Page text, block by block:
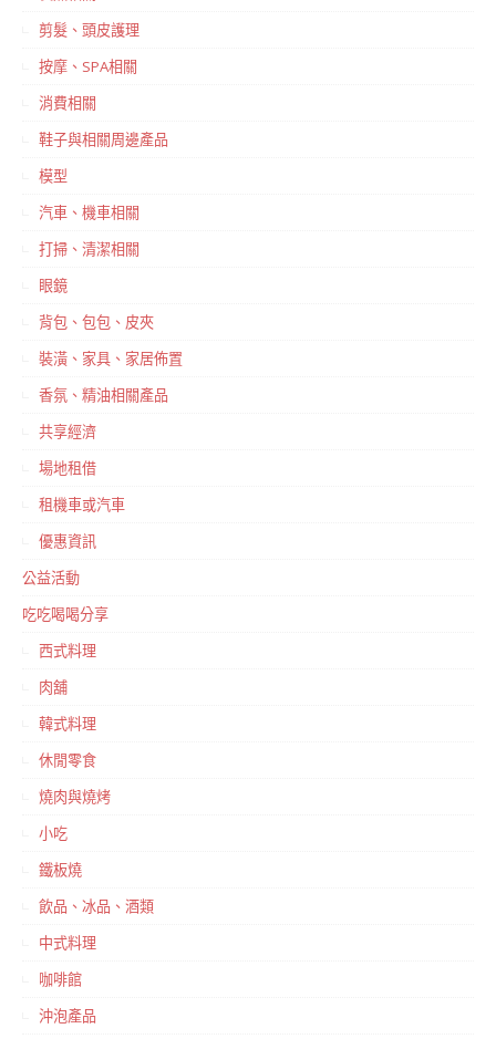
剪髮、頭皮護理
按摩、SPA相關
消費相關
鞋子與相關周邊產品
模型
汽車、機車相關
打掃、清潔相關
眼鏡
背包、包包、皮夾
裝潢、家具、家居佈置
香氛、精油相關產品
共享經濟
場地租借
租機車或汽車
優惠資訊
公益活動
吃吃喝喝分享
西式料理
肉舖
韓式料理
休閒零食
燒肉與燒烤
小吃
鐵板燒
飲品、冰品、酒類
中式料理
咖啡館
沖泡產品